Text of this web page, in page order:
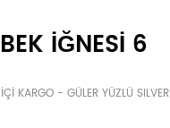
İĞNESİ 6
KARGO - GÜLER YÜZLÜ SILVER